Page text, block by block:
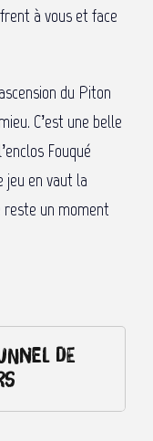
à vous et face
du Piton
C’est une belle
Fouqué
jeu en vaut la
reste un moment
de